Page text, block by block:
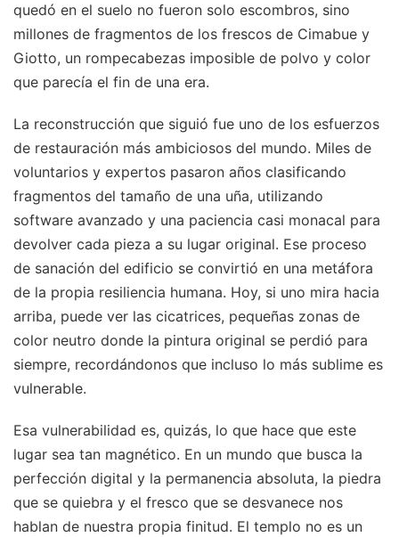
quedó en el suelo no fueron solo escombros, sino
millones de fragmentos de los frescos de Cimabue y
Giotto, un rompecabezas imposible de polvo y color
que parecía el fin de una era.
La reconstrucción que siguió fue uno de los esfuerzos
de restauración más ambiciosos del mundo. Miles de
voluntarios y expertos pasaron años clasificando
fragmentos del tamaño de una uña, utilizando
software avanzado y una paciencia casi monacal para
devolver cada pieza a su lugar original. Ese proceso
de sanación del edificio se convirtió en una metáfora
de la propia resiliencia humana. Hoy, si uno mira hacia
arriba, puede ver las cicatrices, pequeñas zonas de
color neutro donde la pintura original se perdió para
siempre, recordándonos que incluso lo más sublime es
vulnerable.
Esa vulnerabilidad es, quizás, lo que hace que este
lugar sea tan magnético. En un mundo que busca la
perfección digital y la permanencia absoluta, la piedra
que se quiebra y el fresco que se desvanece nos
hablan de nuestra propia finitud. El templo no es un